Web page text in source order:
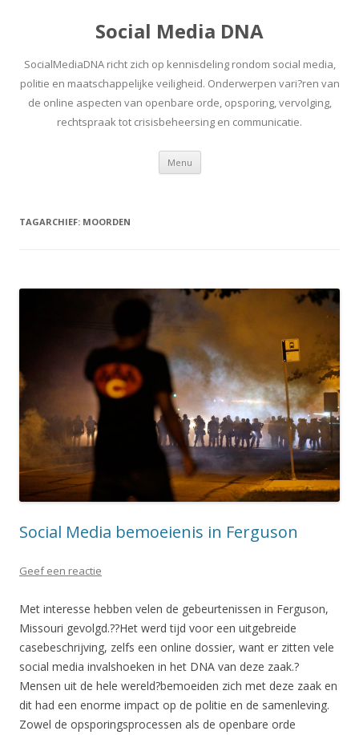
Social Media DNA
SocialMediaDNA richt zich op kennisdeling rondom social media,
politie en maatschappelijke veiligheid. Onderwerpen vari?ren van
de online aspecten van openbare orde, opsporing, vervolging,
rechtspraak tot crisisbeheersing en communicatie.
Menu Spring
inhoud
TAGARCHIEF: MOORDEN
Social Media bemoeienis in Ferguson
Geef een reactie
Met interesse hebben velen de gebeurtenissen in Ferguson,
Missouri gevolgd.??Het werd tijd voor een uitgebreide
casebeschrijving, zelfs een online dossier, want er zitten vele
social media invalshoeken in het DNA van deze zaak.?
Mensen uit de hele wereld?bemoeiden zich met deze zaak en
dit had een enorme impact op de politie en de samenleving.
Zowel de opsporingsprocessen als de openbare orde